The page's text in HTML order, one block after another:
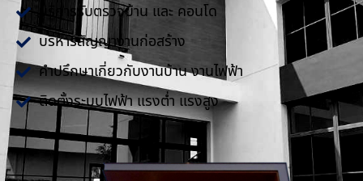
บริการรับตรวจบ้าน และ คอนโด
บริหารสัญญางานก่อสร้าง
คำปรึกษาเกี่ยวกับงานบ้าน งานไฟฟ้า
ติดตั้งระบบไฟฟ้า แรงต่ำ แรงสูง